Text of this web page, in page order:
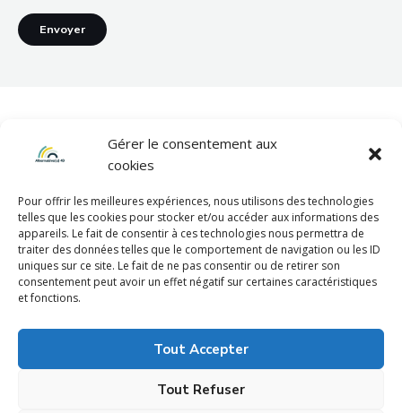
Gérer le consentement aux
cookies
Pour offrir les meilleures expériences, nous utilisons des technologies
telles que les cookies pour stocker et/ou accéder aux informations des
appareils. Le fait de consentir à ces technologies nous permettra de
traiter des données telles que le comportement de navigation ou les ID
uniques sur ce site. Le fait de ne pas consentir ou de retirer son
consentement peut avoir un effet négatif sur certaines caractéristiques
et fonctions.
Tout Accepter
Tout Refuser
Envoyer
Mentions légales
Politique de confidentialité